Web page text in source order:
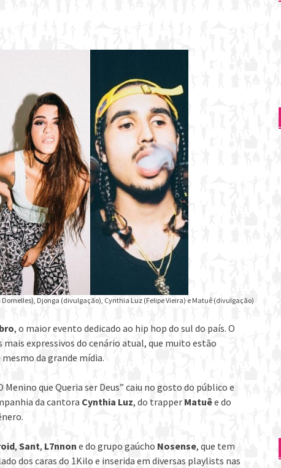
Djonga (divulgação), Cynthia Luz (Felipe Vieira) e Matuê (divulgação)
, o maior evento dedicado ao hip hop do sul do país. O
mais expressivos do cenário atual, que muito estão
da grande mídia.
Menino que Queria ser Deus” caiu no gosto do público e
da cantora Cynthia Luz, do trapper Matuêe do
, Sant, L7nnon e do grupo gaúcho Nosense, que tem
dos caras do 1Kilo e inserida em diversas playlists nas